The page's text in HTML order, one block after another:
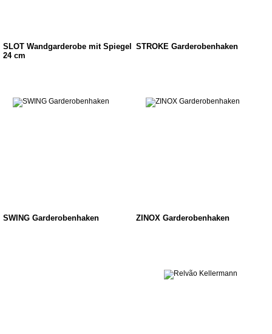
SLOT Wandgarderobe mit Spiegel
24 cm
STROKE Garderobenhaken
SWING Garderobenhaken ZINOX Garderobenhaken